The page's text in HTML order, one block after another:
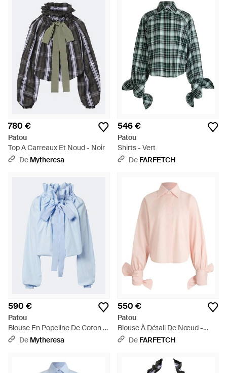
780 €
Patou
Top A Carreaux Et Noud - Noir
De Mytheresa
546 €
Patou
Shirts - Vert
De FARFETCH
590 €
Patou
Blouse En Popeline De Coton -
BleuDe Mytheresa
550 €
Patou
Blouse À Détail De Nœud -
RoseDe FARFETCH